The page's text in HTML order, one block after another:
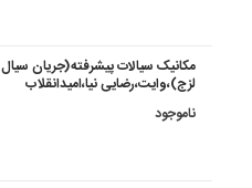
مکانیک سیالات پیشرفته(جریان سیال
لزج)،وایت،رضایی نیا،امیدانقلاب
ناموجود